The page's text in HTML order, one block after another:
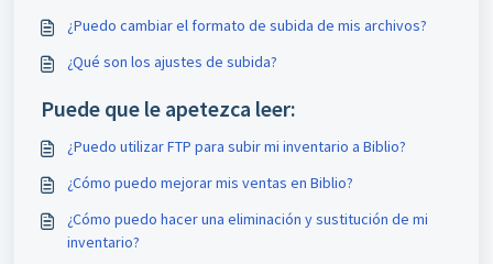
¿Puedo cambiar el formato de subida de mis archivos?
¿Qué son los ajustes de subida?
Puede que le apetezca leer:
¿Puedo utilizar FTP para subir mi inventario a Biblio?
¿Cómo puedo mejorar mis ventas en Biblio?
¿Cómo puedo hacer una eliminación y sustitución de mi
inventario?